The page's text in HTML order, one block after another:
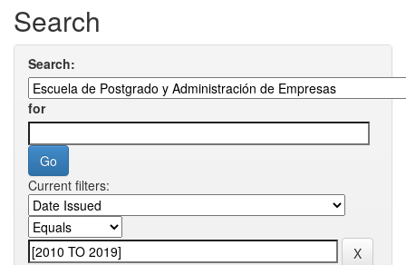
Search
Search:
for
Current filters: